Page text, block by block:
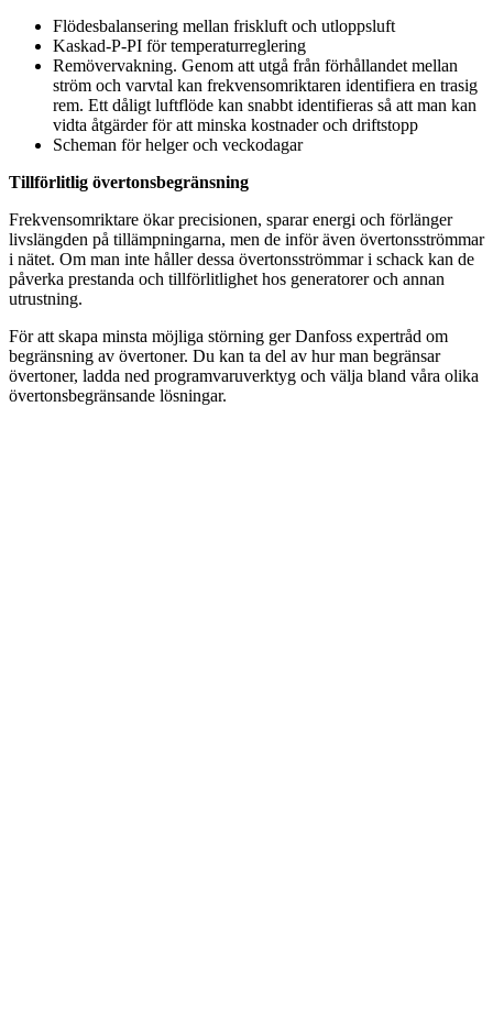
Flödesbalansering mellan friskluft och utloppsluft
Kaskad-P-PI för temperaturreglering
Remövervakning. Genom att utgå från förhållandet mellan
ström och varvtal kan frekvensomriktaren identifiera en trasig
rem. Ett dåligt luftflöde kan snabbt identifieras så att man kan
vidta åtgärder för att minska kostnader och driftstopp
Scheman för helger och veckodagar
Tillförlitlig övertonsbegränsning
Frekvensomriktare ökar precisionen, sparar energi och förlänger
livslängden på tillämpningarna, men de inför även övertonsströmmar
i nätet. Om man inte håller dessa övertonsströmmar i schack kan de
påverka prestanda och tillförlitlighet hos generatorer och annan
utrustning.
För att skapa minsta möjliga störning ger Danfoss expertråd om
begränsning av övertoner. Du kan ta del av hur man begränsar
övertoner, ladda ned programvaruverktyg och välja bland våra olika
övertonsbegränsande lösningar.